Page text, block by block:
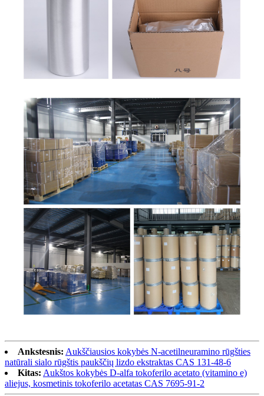
Ankstesnis: Aukščiausios kokybės N-acetilneuramino rūgšties
natūrali sialo rūgštis paukščių lizdo ekstraktas CAS 131-48-6
Kitas: Aukštos kokybės D-alfa tokoferilo acetato (vitamino e)
aliejus, kosmetinis tokoferilo acetatas CAS 7695-91-2